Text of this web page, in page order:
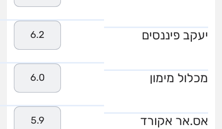
יעקב פיננסים 6.2
מכלול מימון 6.0
אס.אר אקורד 5.9